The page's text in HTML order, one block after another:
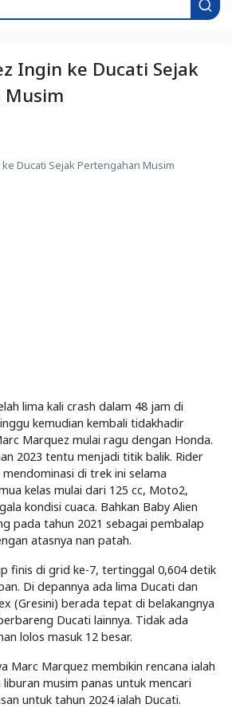
Ingin ke Ducati Sejak
Musim
Ducati Sejak Pertengahan Musim
lima kali crash dalam 48 jam di
kemudian kembali tidakhadir
Marquez mulai ragu dengan Honda.
2023 tentu menjadi titik balik. Rider
di trek ini selama
kelas mulai dari 125 cc, Moto2,
kondisi cuaca. Bahkan Baby Alien
pada tahun 2021 sebagai pembalap
atasnya nan patah.
finis di grid ke-7, tertinggal 0,604 detik
Di depannya ada lima Ducati dan
(Gresini) berada tepat di belakangnya
Ducati lainnya. Tidak ada
lolos masuk 12 besar.
Marc Marquez membikin rencana ialah
musim panas untuk mencari
untuk tahun 2024 ialah Ducati.